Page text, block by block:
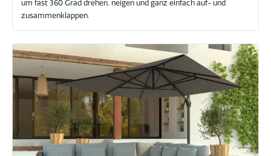
um fast 360 Grad drehen, neigen und ganz einfach auf- und
zusammenklappen.